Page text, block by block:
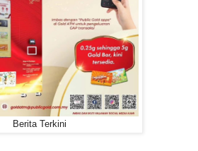
Berita Terkini